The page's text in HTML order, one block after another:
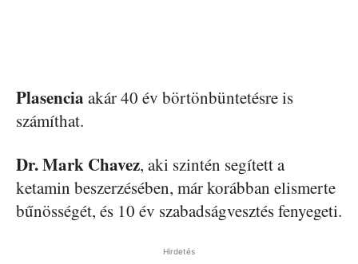
Plasencia akár 40 év börtönbüntetésre is
számíthat.
Dr. Mark Chavez, aki szintén segített a
ketamin beszerzésében, már korábban elismerte
bűnösségét, és 10 év szabadságvesztés fenyegeti.
Hirdetés